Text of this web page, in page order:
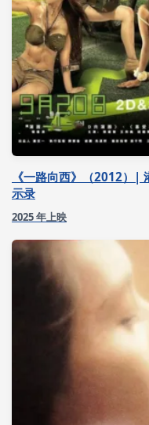
《一路向西》（2012）|
示录
2025 年上映